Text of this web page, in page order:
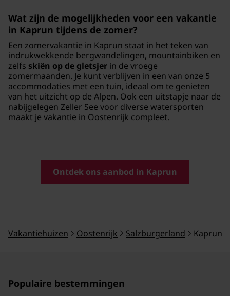
Wat zijn de mogelijkheden voor een vakantie
in Kaprun tijdens de zomer?
Een zomervakantie in Kaprun staat in het teken van
indrukwekkende bergwandelingen, mountainbiken en
zelfs skiën op de gletsjer in de vroege
zomermaanden. Je kunt verblijven in een van onze 5
accommodaties met een tuin, ideaal om te genieten
van het uitzicht op de Alpen. Ook een uitstapje naar de
nabijgelegen Zeller See voor diverse watersporten
maakt je vakantie in Oostenrijk compleet.
Ontdek ons aanbod in Kaprun
Vakantiehuizen Oostenrijk Salzburgerland Kaprun
Populaire bestemmingen